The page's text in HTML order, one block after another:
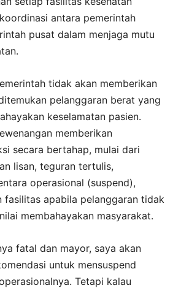
antara pemerintah
pusat dalam menjaga mutu
tidak akan memberikan
pelanggaran berat yang
keselamatan pasien.
memberikan
secara bertahap, mulai dari
lisan, teguran tertulis,
operasional (suspend),
fasilitas apabila pelanggaran tidak
membahayakan masyarakat.
fatal dan mayor, saya akan
untuk mensuspend
Tetapi kalau